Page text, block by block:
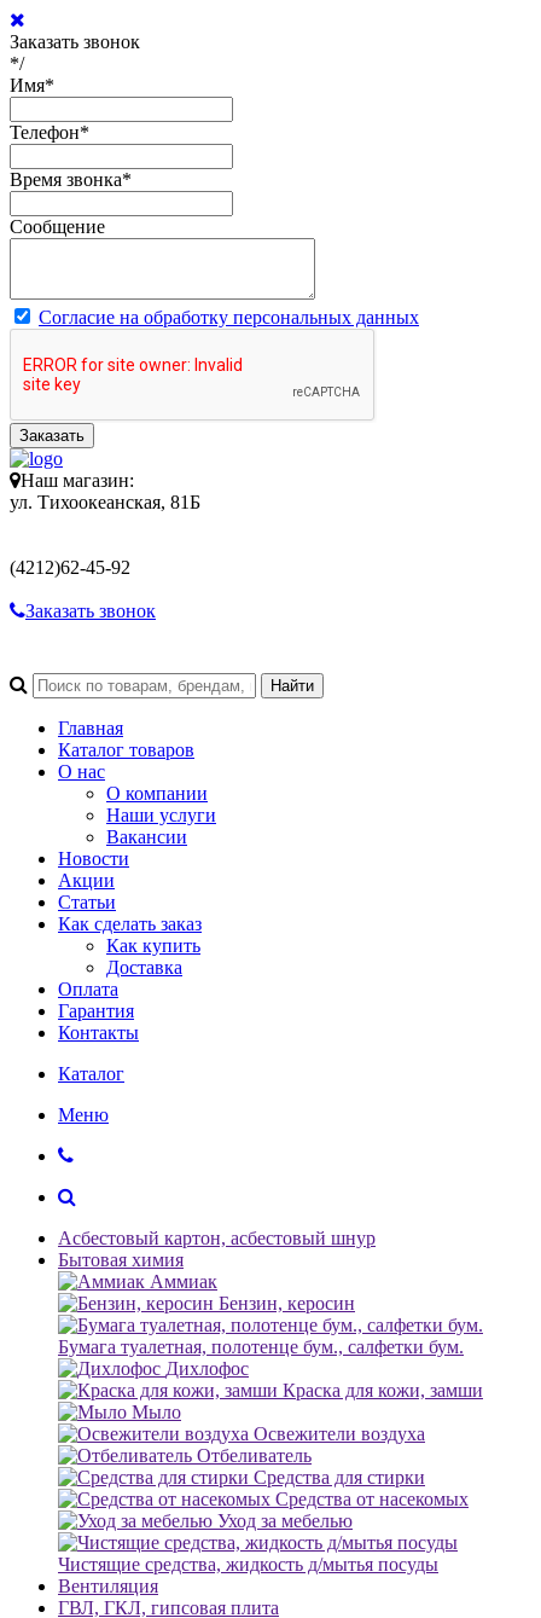
Заказать звонок
*/
Имя*
Телефон*
Время звонка*
Сообщение
Согласие на обработку персональных данных
Заказать
Наш магазин:
ул. Тихоокеанская, 81Б
(4212)62-45-92
Заказать звонок
Главная
Каталог товаров
О нас
О компании
Наши услуги
Вакансии
Новости
Акции
Статьи
Как сделать заказ
Как купить
Доставка
Оплата
Гарантия
Контакты
Каталог
Меню
Асбестовый картон, асбестовый шнур
Бытовая химия
Аммиак
Бензин, керосин
Бумага туалетная, полотенце бум., салфетки бум.
Дихлофос
Краска для кожи, замши
Мыло
Освежители воздуха
Отбеливатель
Средства для стирки
Средства от насекомых
Уход за мебелью
Чистящие средства, жидкость д/мытья посуды
Вентиляция
ГВЛ, ГКЛ, гипсовая плита